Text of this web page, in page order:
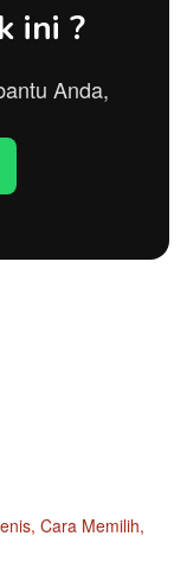
ini ?
Anda,
Cara Memilih,